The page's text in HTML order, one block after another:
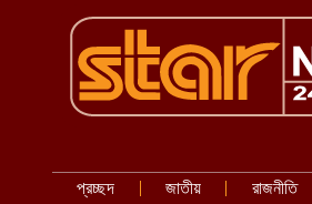
প্রচ্ছদ জাতীয় রাজনীতি